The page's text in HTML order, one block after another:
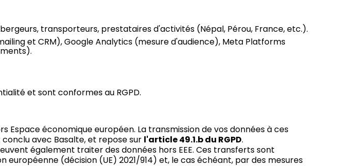
transporteurs, prestataires d'activités (Népal, Pérou, France, etc.).
et CRM), Google Analytics (mesure d'audience), Meta Platforms
et sont conformes au RGPD.
Espace économique européen. La transmission de vos données à ces
avec Basalte, et repose sur l'article 49.1.b du RGPD.
également traiter des données hors EEE. Ces transferts sont
européenne (décision (UE) 2021/914) et, le cas échéant, par des mesures